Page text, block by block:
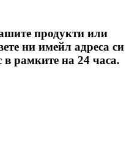
продукти или
ни имейл адреса си
в рамките на 24 часа.